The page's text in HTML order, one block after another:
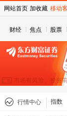
财经 焦点 股票
行情中心 指数
网站首页 加收藏 移动